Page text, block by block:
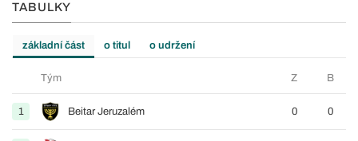
TABULKY
základní část o titul o udržení
Tým Z B
1 Beitar Jeruzalém 0 0